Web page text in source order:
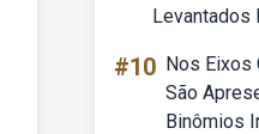
Levantados
#10 Nos Eixos
São
Binômios